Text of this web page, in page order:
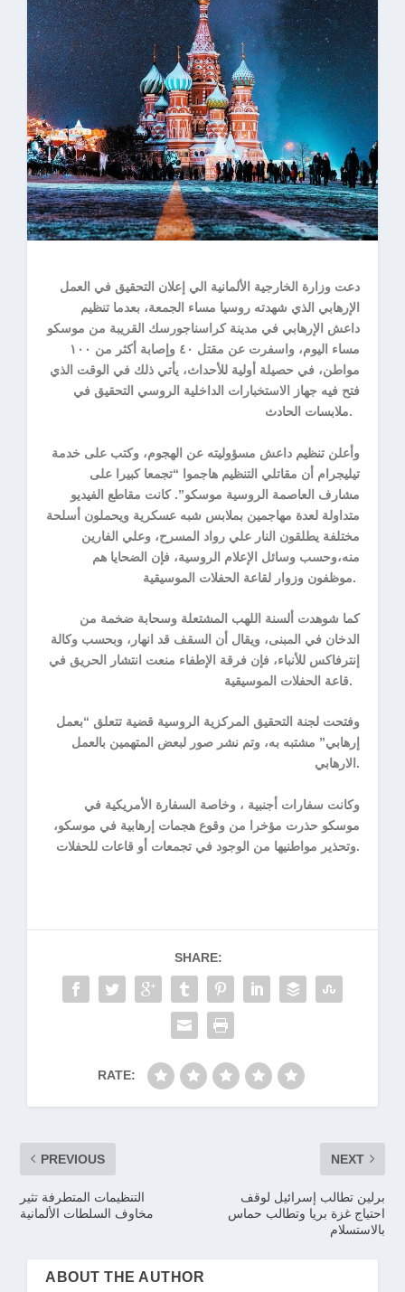
الإرهابي الذي شهدته روسيا مساء الجمعة، بعدما تنظيم
داعش الإرهابي في مدينة كراسناجورسك القريبة من موسكو
مساء اليوم، واسفرت عن مقتل ٤٠ وإصابة أكثر من ١٠٠
مواطن، في حصيلة أولية للأحداث، يأتي ذلك في الوقت الذي
فتح فيه جهاز الاستخبارات الداخلية الروسي التحقيق في
ملابسات الحادث.
وأعلن تنظيم داعش مسؤوليته عن الهجوم، وكتب على خدمة
تيليجرام أن مقاتلي التنظيم هاجموا “تجمعا كبيرا على
مشارف العاصمة الروسية موسكو”. كانت مقاطع الفيديو
متداولة لعدة مهاجمين بملابس شبه عسكرية ويحملون أسلحة
مختلفة يطلقون النار علي رواد المسرح، وعلي الفارين
منه،وحسب وسائل الإعلام الروسية، فإن الضحايا هم
موظفون وزوار لقاعة الحفلات الموسيقية.
كما شوهدت ألسنة اللهب المشتعلة وسحابة ضخمة من
الدخان في المبنى، ويقال أن السقف قد انهار، وبحسب وكالة
إنترفاكس للأنباء، فإن فرقة الإطفاء منعت انتشار الحريق في
قاعة الحفلات الموسيقية.
وفتحت لجنة التحقيق المركزية الروسية قضية تتعلق “بعمل
إرهابي” مشتبه به، وتم نشر صور لبعض المتهمين بالعمل
الارهابي.
موسكو حذرت مؤخرا من وقوع هجمات إرهابية في موسكو،
وتحذير مواطنيها من الوجود في تجمعات أو قاعات للحفلات.
SHARE:
RATE:
PREVIOUS
التنظيمات المتطرفة تثير
مخاوف السلطات الألمانية
NEXT
برلين تطالب إسرائيل لوقف
احتياج غزة بريا وتطالب حماس
بالاستسلام
ABOUT THE AUTHOR